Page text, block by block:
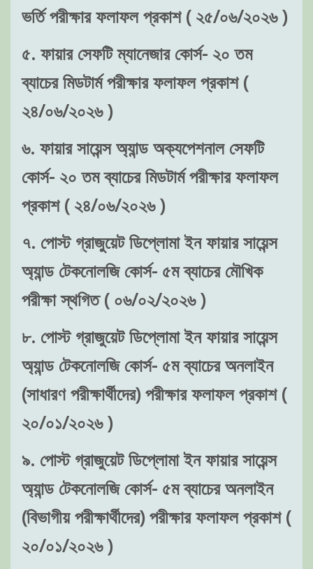
ভর্তি পরীক্ষার ফলাফল প্রকাশ ( ২৫/০৬/২০২৬ )
৫. ফায়ার সেফটি ম্যানেজার কোর্স- ২০ তম
ব্যাচের মিডটার্ম পরীক্ষার ফলাফল প্রকাশ (
২৪/০৬/২০২৬ )
৬. ফায়ার সায়েন্স অ্যান্ড অক্যপেশনাল সেফটি
কোর্স- ২০ তম ব্যাচের মিডটার্ম পরীক্ষার ফলাফল
প্রকাশ ( ২৪/০৬/২০২৬ )
৭. পোস্ট গ্রাজুয়েট ডিপ্লোমা ইন ফায়ার সায়েন্স
অ্যান্ড টেকনোলজি কোর্স- ৫ম ব্যাচের মৌখিক
পরীক্ষা স্থগিত ( ০৬/০২/২০২৬ )
৮. পোস্ট গ্রাজুয়েট ডিপ্লোমা ইন ফায়ার সায়েন্স
অ্যান্ড টেকনোলজি কোর্স- ৫ম ব্যাচের অনলাইন
(সাধারণ পরীক্ষার্থীদের) পরীক্ষার ফলাফল প্রকাশ (
২০/০১/২০২৬ )
৯. পোস্ট গ্রাজুয়েট ডিপ্লোমা ইন ফায়ার সায়েন্স
অ্যান্ড টেকনোলজি কোর্স- ৫ম ব্যাচের অনলাইন
(বিভাগীয় পরীক্ষার্থীদের) পরীক্ষার ফলাফল প্রকাশ (
২০/০১/২০২৬ )